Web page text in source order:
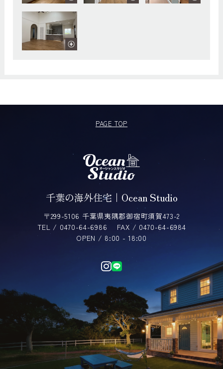
PAGE TOP
千葉の海外住宅｜Ocean Studio
〒299-5106 千葉県夷隅郡御宿町須賀473-2
TEL / 0470-64-6986
FAX / 0470-64-6984
OPEN / 8:00 - 18:00